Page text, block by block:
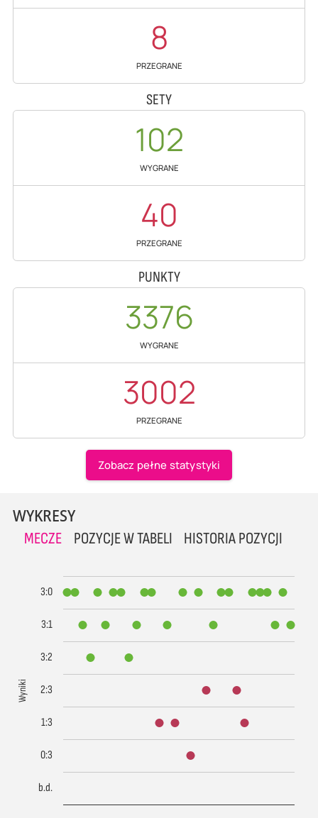
8
PRZEGRANE
SETY
102
WYGRANE
40
PRZEGRANE
PUNKTY
3376
WYGRANE
3002
PRZEGRANE
Zobacz pełne statystyki
WYKRESY
MECZE POZYCJE W TABELI HISTORIA POZYCJI
Wyniki
b.d.
0:3
1:3
2:3
3:2
3:1
3:0